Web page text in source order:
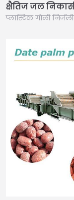
क्षैतिज जल
प्लास्टिक गोली